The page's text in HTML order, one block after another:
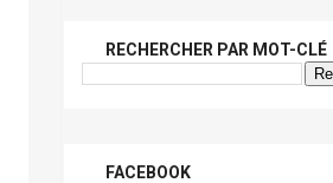
RECHERCHER PAR MOT-CLÉ
FACEBOOK